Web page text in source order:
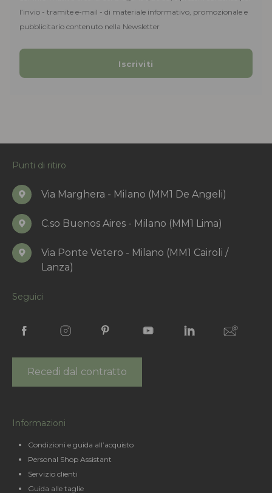
l’invio - tramite e-mail - di materiale informativo, promozionale e
pubblicitario contenuto nella Newsletter
Punti di ritiro
Via Marghera - Milano (MM1 De Angeli)
C.so Buenos Aires - Milano (MM1 Lima)
Via Ponte Vetero - Milano (MM1 Cairoli /
Lanza)
Seguici
Recedi dal contratto
Informazioni
Condizioni e guida all’acquisto
Personal Shop Assistant
Servizio clienti
Guida alle taglie